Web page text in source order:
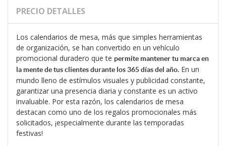
PRECIO DETALLES
Los calendarios de mesa, más que simples herramientas
de organización, se han convertido en un vehículo
promocional duradero que te permite mantener tu marca en
la mente de tus clientes durante los 365 días del año. En un
mundo lleno de estímulos visuales y publicidad constante,
garantizar una presencia diaria y constante es un activo
invaluable. Por esta razón, los calendarios de mesa
destacan como uno de los regalos promocionales más
solicitados, ¡especialmente durante las temporadas
festivas!